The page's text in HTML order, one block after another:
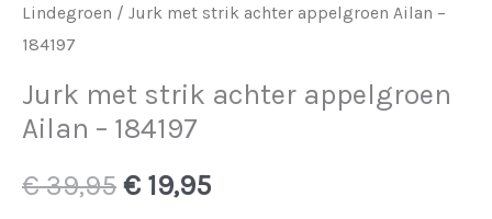
Lindegroen / Jurk met strik achter appelgroen Ailan –
184197
Jurk met strik achter appelgroen
Ailan – 184197
€39,95 Oorspronkelijke
€ 19,95Huidige